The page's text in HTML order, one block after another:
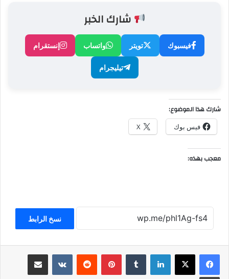
شارك الخبر
فيسبوك تويتر واتساب إنستقرام
تيليجرام
شارك هذا الموضوع:
فيس بوك X
معجب بهذه:
نسخ الرابط
لينكدإن بينتيريست مشاركة عبر البريد
طباعة